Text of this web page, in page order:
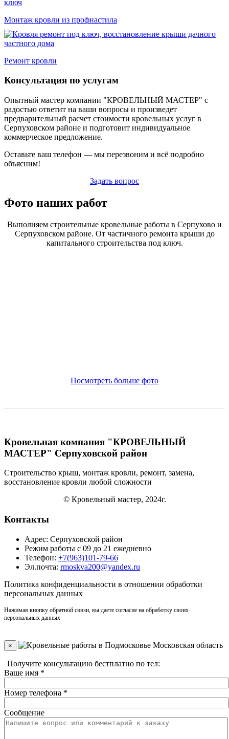
Монтаж кровли из профнастила
Ремонт кровли
Консультация по услугам
Опытный мастер компании "КРОВЕЛЬНЫЙ МАСТЕР" с
радостью ответит на ваши вопросы и произведет
предварительный расчет стоимости кровельных услуг в
Серпуховском районе и подготовит индивидуальное
коммерческое предложение.
Оставьте ваш телефон — мы перезвоним и всё подробно
объясним!
Задать вопрос
Фото наших работ
Выполняем строительные кровельные работы в Серпухово и
Серпуховском районе. От частичного ремонта крыши до
капитального строительства под ключ.
Посмотреть больше фото
Кровельная компания "КРОВЕЛЬНЫЙ
МАСТЕР" Серпуховской район
Строительство крыш, монтаж кровли, ремонт, замена,
восстановление кровли любой сложности
© Кровельный мастер, 2024г.
Контакты
Адрес: Серпуховской район
Режим работы с 09 до 21 ежедневно
Телефон: +7(963)101-79-66
Эл.почта: rmoskva200@yandex.ru
Политика конфиденциальности в отношении обработки
персональных данных
Нажимая кнопку обратной связи, вы даете согласие на обработку своих
персональных данных
×
Получите консультацию бестплатно по тел:
Ваше имя *
Номер телефона *
Сообщение